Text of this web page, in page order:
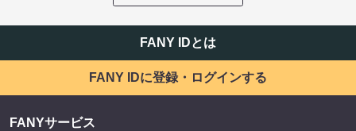
FANY IDとは
FANY IDに登録・ログインする
FANYサービス